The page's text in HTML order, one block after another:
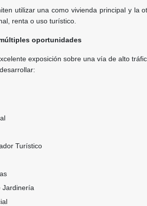
utilizar una como vivienda principal y la
renta o uso turístico.
oportunidades
exposición sobre una vía de alto
Turístico
Jardinería